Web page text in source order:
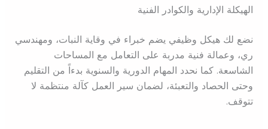
الهيكلة الإدارية والكوادر الفنية
نضع لك هيكل وظيفي يضم خبراء في وقاية النبات، ومهندسي
ري، وعمالة فنية مدربة على التعامل مع المساحات
الشاسعة. كما نحدد المهام الدورية والسنوية بدءاً من التقليم
وحتى الحصاد والتعبئة، لضمان سير العمل كآلة منتظمة لا
تتوقف.